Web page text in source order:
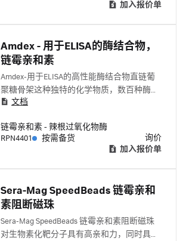
加入报价单
Amdex - 用于ELISA的酶结合物，
链霉亲和素
Amdex-用于ELISA的高性能酶结合物直链葡
聚糖骨架这种独特的化学物质，数百种酶分
子（例如辣根过氧化物酶或碱性磷酸酶）可
文档
链霉亲和素 - 辣根过氧化物酶
RPN4401
按需备货
询价
加入报价单
Sera-Mag SpeedBeads 链霉亲和
素阻断磁珠
Sera-Mag SpeedBeads 链霉亲和素阻断磁珠
对生物素化靶分子具有高亲和力，同时具有